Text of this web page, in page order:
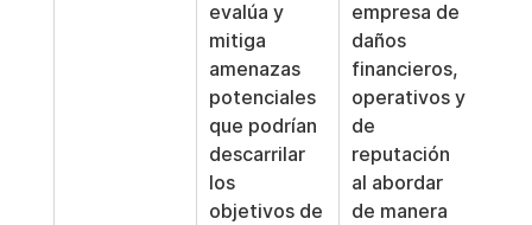
evalúa y
mitiga
amenazas
potenciales
que podrían
descarrilar
los
objetivos de
empresa de
daños
financieros,
operativos y
de
reputación
al abordar
de manera